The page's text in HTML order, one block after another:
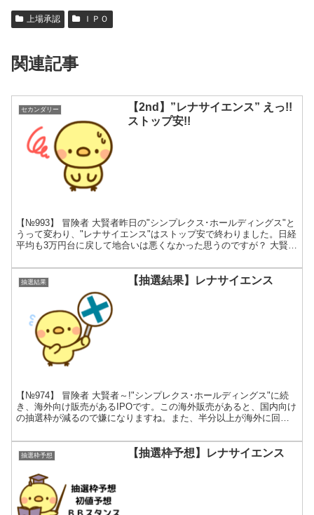
上場承認 ＩＰＯ
関連記事
セカンダリー
【2nd】”レナサイエンス” えっ!!
ストップ安!!
【№993】 冒険者 大賢者昨日の"シンプレクス･ホールディングス"と
うって変わり、"レナサイエンス"はストップ安で終わりました。日経
平均も3万円台に戻して地合いは悪くなかった思うのですが？ 大賢者
抽選結果 【抽選結果】レナサイエンス
【№974】 冒険者 大賢者～!"シンプレクス･ホールディングス"に続
き、海外向け販売があるIPOです。この海外販売があると、国内向け
の抽選枠が減るので嫌になりますね。また、半分以上が海外に回っ
抽選枠予想 【抽選枠予想】レナサイエンス